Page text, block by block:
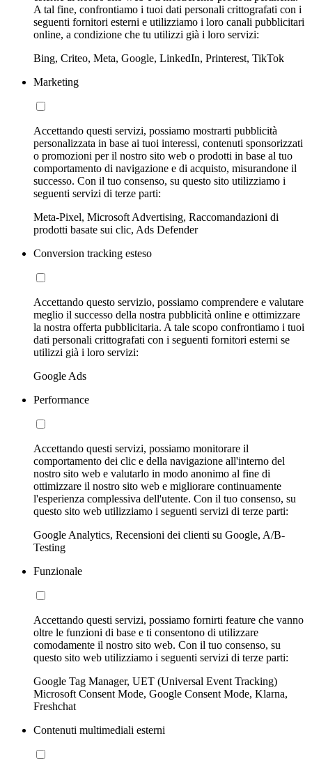
A tal fine, confrontiamo i tuoi dati personali crittografati con i
seguenti fornitori esterni e utilizziamo i loro canali pubblicitari
online, a condizione che tu utilizzi già i loro servizi:
Bing, Criteo, Meta, Google, LinkedIn, Printerest, TikTok
Marketing
Accettando questi servizi, possiamo mostrarti pubblicità
personalizzata in base ai tuoi interessi, contenuti sponsorizzati
o promozioni per il nostro sito web o prodotti in base al tuo
comportamento di navigazione e di acquisto, misurandone il
successo. Con il tuo consenso, su questo sito utilizziamo i
seguenti servizi di terze parti:
Meta-Pixel, Microsoft Advertising, Raccomandazioni di
prodotti basate sui clic, Ads Defender
Conversion tracking esteso
Accettando questo servizio, possiamo comprendere e valutare
meglio il successo della nostra pubblicità online e ottimizzare
la nostra offerta pubblicitaria. A tale scopo confrontiamo i tuoi
dati personali crittografati con i seguenti fornitori esterni se
utilizzi già i loro servizi:
Google Ads
Performance
Accettando questi servizi, possiamo monitorare il
comportamento dei clic e della navigazione all'interno del
nostro sito web e valutarlo in modo anonimo al fine di
ottimizzare il nostro sito web e migliorare continuamente
l'esperienza complessiva dell'utente. Con il tuo consenso, su
questo sito web utilizziamo i seguenti servizi di terze parti:
Google Analytics, Recensioni dei clienti su Google, A/B-
Testing
Funzionale
Accettando questi servizi, possiamo fornirti feature che vanno
oltre le funzioni di base e ti consentono di utilizzare
comodamente il nostro sito web. Con il tuo consenso, su
questo sito web utilizziamo i seguenti servizi di terze parti:
Google Tag Manager, UET (Universal Event Tracking)
Microsoft Consent Mode, Google Consent Mode, Klarna,
Freshchat
Contenuti multimediali esterni